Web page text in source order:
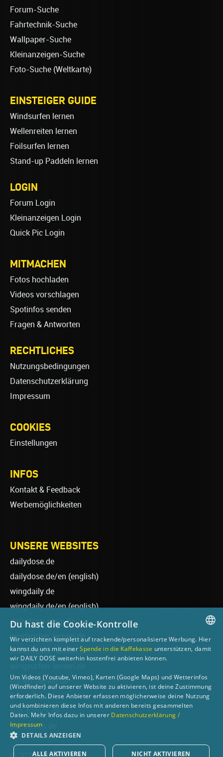
Forum-Suche
Fahrtechnik-Suche
Wallpaper-Suche
Kleinanzeigen-Suche
Foto-Suche (Weltkarte)
EINSTEIGER GUIDE
Windsurfen lernen
Wellenreiten lernen
Foilsurfen lernen
Stand-up Paddeln lernen
LOGIN
Forum Login
Kleinanzeigen Login
Quick Pic Login
MITMACHEN
Fotos hochladen
Videos vorschlagen
Spotinfos senden
Fragen & Antworten
RECHTLICHES
Nutzungsbedingungen
Datenschutzerklärung
Impressum
COOKIES
Einstellungen
INFOS
Kontakt & Feedback
Werbemöglichkeiten
UNSERE WEBSITES
dailydose.de
dailydose.de/en (english)
wingdaily.de
wingdaily.de/en(english)
dailydose-shop.de
windsurfen-lernen.de
wellenreiten-lernen.de
surfen-lernen.de
foilsurfen.de
sup-basics.de
ski-basics.de
GERMAN
Du hast die Cookie-Kontrolle
Wir verzichten komplett auf trackende/personalisierte Werbung. Hier
kannst du uns mit einerSpende in die Kaffekasse unterstützen, damit
wir DAILY DOSE weiterhin kostenfrei anbieten können.
Um Videos (Youtube, Vimeo), Karten (Google Maps) und Wetterinfos
(Windfinder) auf unserer Website zu aktivieren, ist deine Zustimmung
erforderlich. Diese Anbieter erfassen möglicherweise deine Nutzung
und kombinieren diese Infos mit anderen bereits gesammelten
Daten. Mehr Infos dazu in unserer Datenschutzerklärung /
Impressum
DETAILS ANZEIGEN
ALLE AKTIVIEREN NICHT AKTIVIEREN